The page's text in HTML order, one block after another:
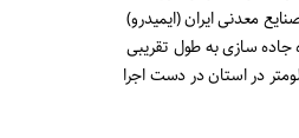
معدنی ایران (ایمیدرو)
جاده سازی به طول تقریبی
در استان در دست اجرا